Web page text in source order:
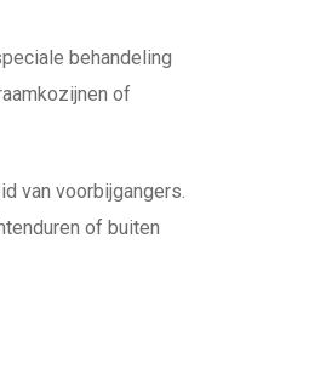
behandeling
of
van voorbijgangers.
of buiten